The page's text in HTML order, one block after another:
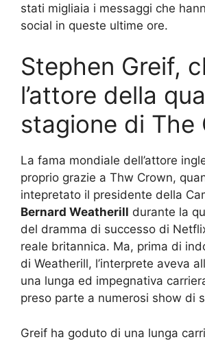
stati migliaia i messaggi che
social in queste ultime ore.
Stephen Greif,
l’attore della
stagione di The
La fama mondiale dell’attore
proprio grazie a Thw Crown,
intepretato il presidente della
Bernard Weatherill durante la
del dramma di successo di
reale britannica. Ma, prima di
di Weatherill, l’interprete aveva
una lunga ed impegnativa
preso parte a numerosi show di
Greif ha goduto di una lunga